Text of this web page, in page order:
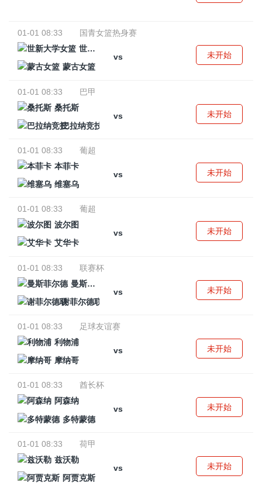
01-01 08:33
国青女篮热身赛
世新大学女篮
vs
蒙古女篮
未开始
01-01 08:33
巴甲
桑托斯
vs
巴拉纳竞技
未开始
01-01 08:33
葡超
本菲卡
vs
维塞乌
未开始
01-01 08:33
葡超
波尔图
vs
艾华卡
未开始
01-01 08:33
联赛杯
曼斯菲尔德
vs
谢菲尔德联
未开始
01-01 08:33
足球友谊赛
利物浦
vs
摩纳哥
未开始
01-01 08:33
酋长杯
阿森纳
vs
多特蒙德
未开始
01-01 08:33
荷甲
兹沃勒
vs
阿贾克斯
未开始